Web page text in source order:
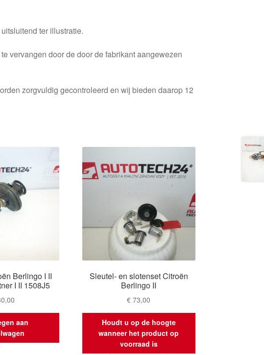
ter illustratie.
vervangen door de door de fabrikant aangewezen
zorgvuldig gecontroleerd en wij bieden daarop 12
Berlingo I II
I II 1508J5
aan
Sleutel- en slotenset Citroën
Berlingo II
€ 73,00
Houdt u op de hoogte
wanneer het product op
voorraad is